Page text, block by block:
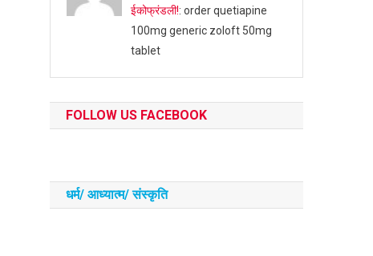
ईकोफ्रंडली!: order quetiapine
100mg generic zoloft 50mg
tablet
FOLLOW US FACEBOOK
धर्म/ आध्‍यात्‍म/ संस्‍कृति